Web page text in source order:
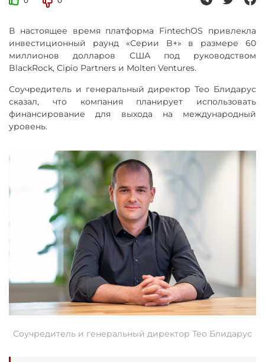
В настоящее время платформа FintechOS привлекла
инвестиционный раунд «Серии B+» в размере 60
миллионов долларов США под руководством
BlackRock, Cipio Partners и Molten Ventures.
Соучредитель и генеральный директор Тео Блидарус
сказал, что компания планирует использовать
финансирование для выхода на международный
уровень.
Соучредитель и генеральный директор Тео Блидарус